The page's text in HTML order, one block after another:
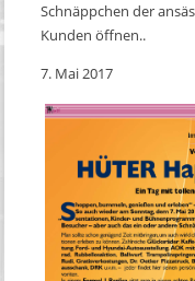
Schnäppchen der
Kunden öffnen..
7. Mai 2017